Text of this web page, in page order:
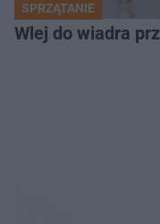
SPRZĄTANIE
Wlej do wiadra